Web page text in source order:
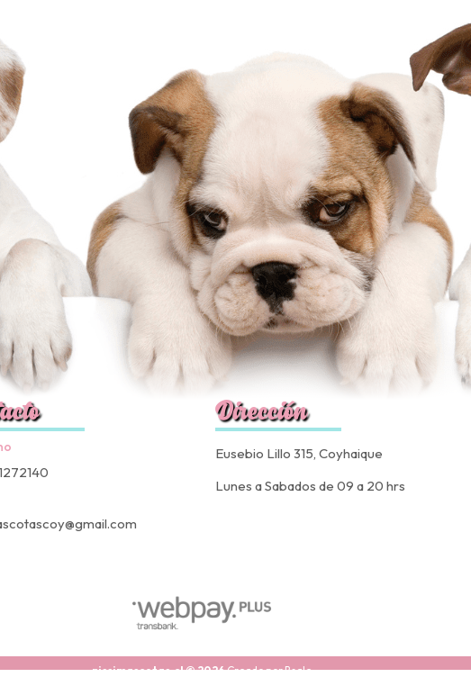
Dirección
Eusebio Lillo 315, Coyhaique
Lunes a Sabados de 09 a 20 hrs
nissimascotas.cl © 2026Creado porBsale